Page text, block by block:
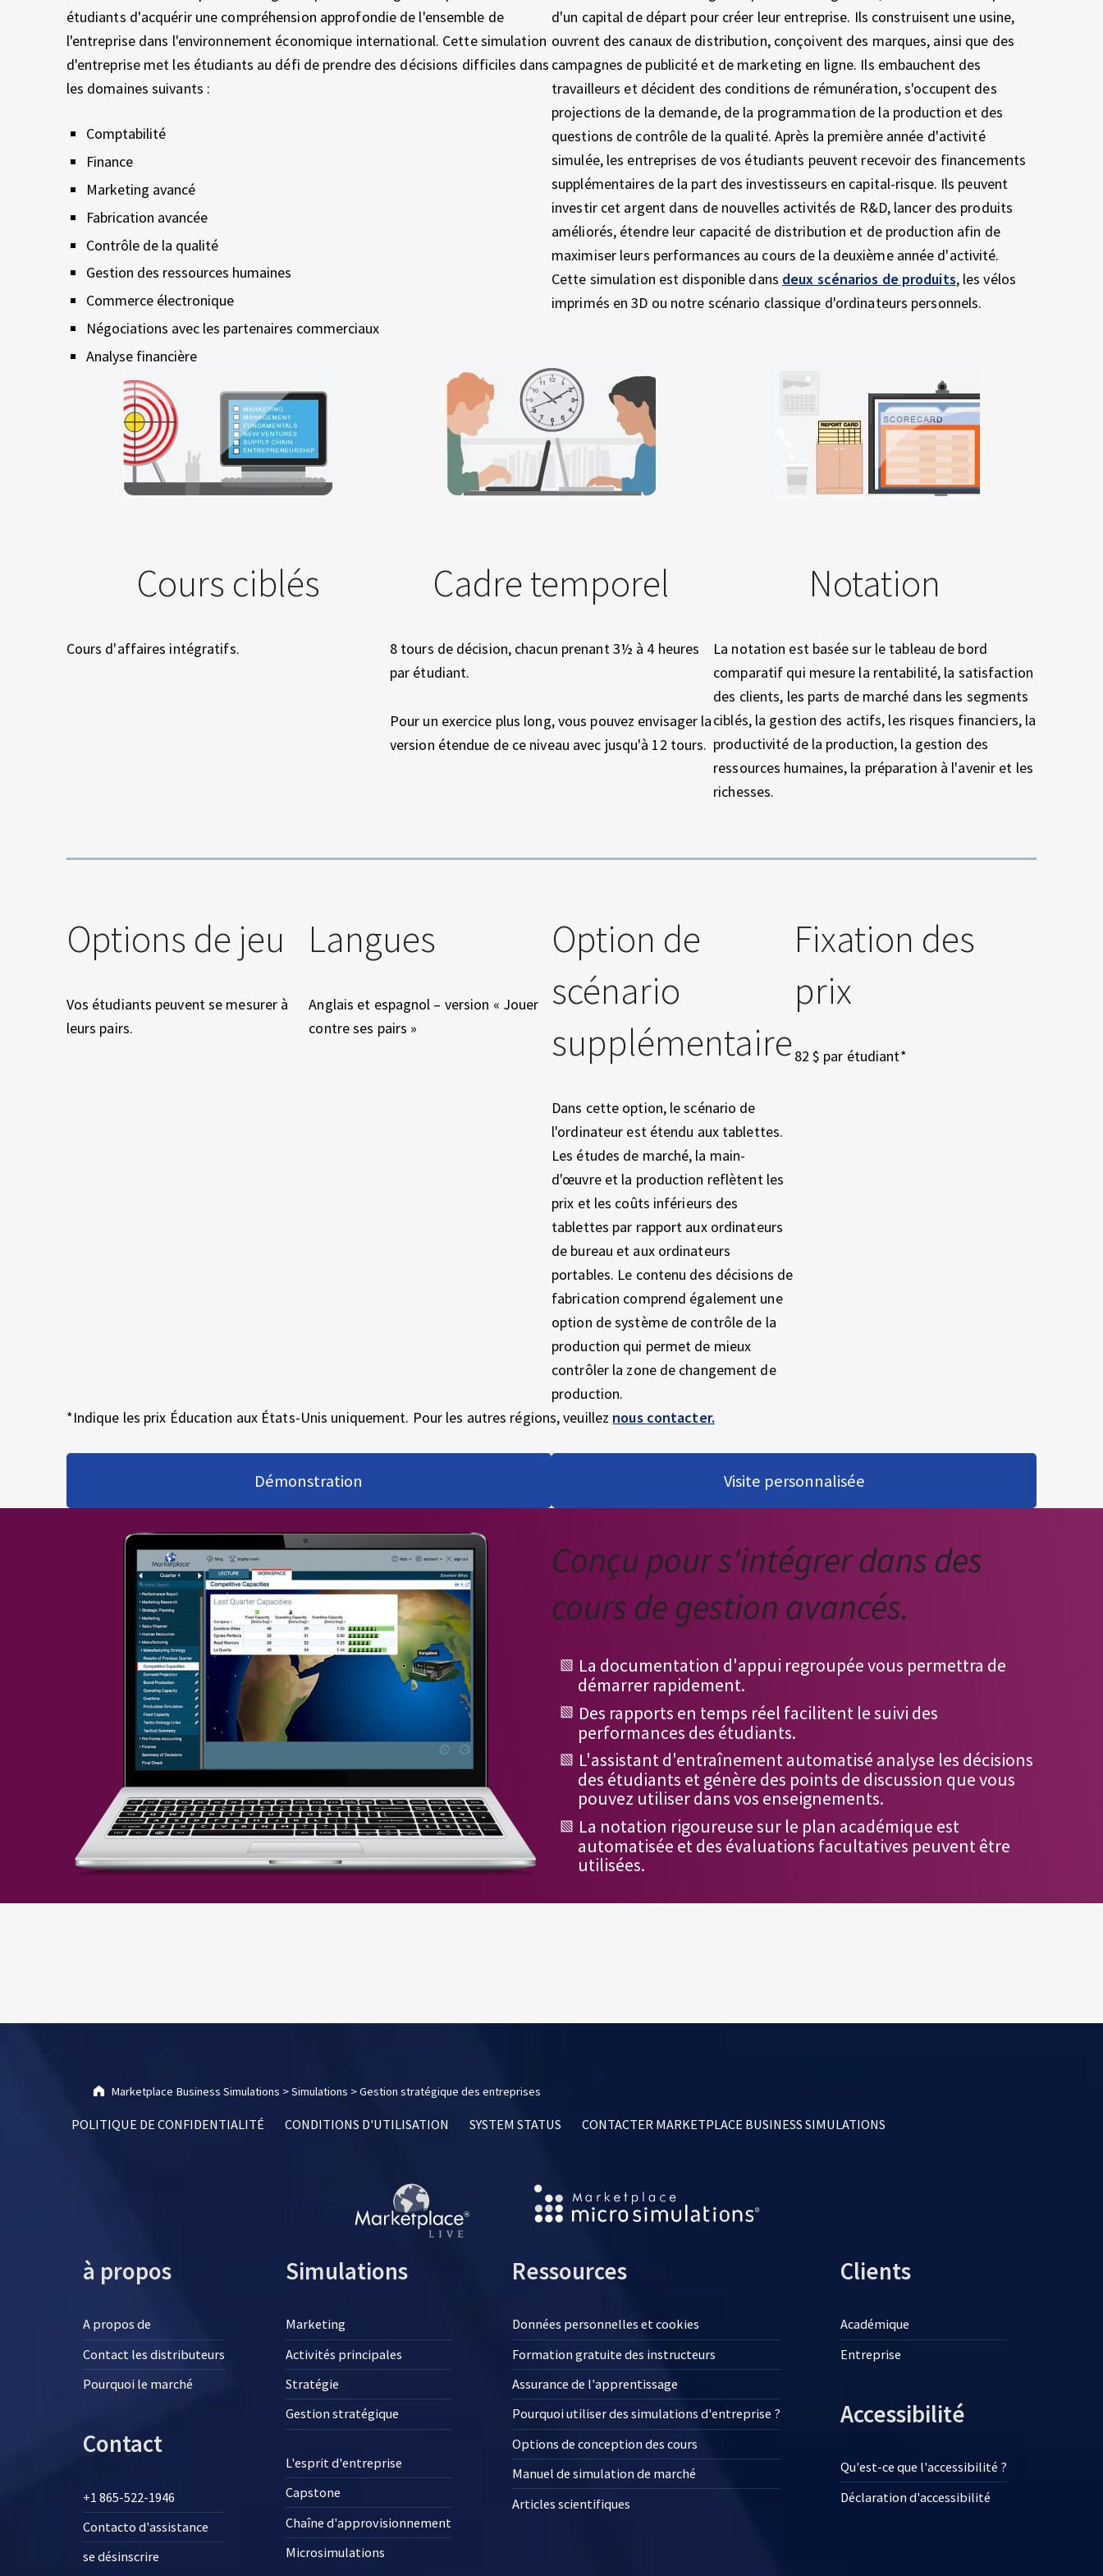
X
P
E
R
N
S
T
R
A
T
É
G
E
E
R
étudiants d'acquérir une compréhension approfondie de l'ensemble de
l'entreprise dans l'environnement économique international. Cette simulation
d'entreprise met les étudiants au défi de prendre des décisions difficiles dans
les domaines suivants :
Comptabilité
Finance
Marketing avancé
Fabrication avancée
Contrôle de la qualité
Gestion des ressources humaines
Commerce électronique
Négociations avec les partenaires commerciaux
Analyse financière
d'un capital de départ pour créer leur entreprise. Ils construisent une usine,
ouvrent des canaux de distribution, conçoivent des marques, ainsi que des
campagnes de publicité et de marketing en ligne. Ils embauchent des
travailleurs et décident des conditions de rémunération, s'occupent des
projections de la demande, de la programmation de la production et des
questions de contrôle de la qualité. Après la première année d'activité
simulée, les entreprises de vos étudiants peuvent recevoir des financements
supplémentaires de la part des investisseurs en capital-risque. Ils peuvent
investir cet argent dans de nouvelles activités de R&D, lancer des produits
améliorés, étendre leur capacité de distribution et de production afin de
maximiser leurs performances au cours de la deuxième année d'activité.
Cette simulation est disponible dans deux scénarios de produits, les vélos
imprimés en 3D ou notre scénario classique d'ordinateurs personnels.
Cours ciblés
Cours d'affaires intégratifs.
Cadre temporel
8 tours de décision, chacun prenant 3½ à 4 heures
par étudiant.
Pour un exercice plus long, vous pouvez envisager la
version étendue de ce niveau avec jusqu'à 12 tours.
Notation
La notation est basée sur le tableau de bord
comparatif qui mesure la rentabilité, la satisfaction
des clients, les parts de marché dans les segments
ciblés, la gestion des actifs, les risques financiers, la
productivité de la production, la gestion des
ressources humaines, la préparation à l'avenir et les
richesses.
Options de jeu
Vos étudiants peuvent se mesurer à
leurs pairs.
Langues
Anglais et espagnol – version « Jouer
contre ses pairs »
Option de
scénario
supplémentaire
Dans cette option, le scénario de
l'ordinateur est étendu aux tablettes.
Les études de marché, la main-
d'œuvre et la production reflètent les
prix et les coûts inférieurs des
tablettes par rapport aux ordinateurs
de bureau et aux ordinateurs
portables. Le contenu des décisions de
fabrication comprend également une
option de système de contrôle de la
production qui permet de mieux
contrôler la zone de changement de
production.
Fixation des
prix
82 $ par étudiant*
*Indique les prix Éducation aux États-Unis uniquement. Pour les autres régions, veuillez nous contacter.
Démonstration Visite personnalisée
Conçu pour s'intégrer dans des
cours de gestion avancés.
La documentation d'appui regroupée vous permettra de
démarrer rapidement.
Des rapports en temps réel facilitent le suivi des
performances des étudiants.
L'assistant d'entraînement automatisé analyse les décisions
des étudiants et génère des points de discussion que vous
pouvez utiliser dans vos enseignements.
La notation rigoureuse sur le plan académique est
automatisée et des évaluations facultatives peuvent être
utilisées.
Skip back to main navigation
Marketplace Business Simulations >Simulations >Gestion stratégique des entreprises
POLITIQUE DE CONFIDENTIALITÉ CONDITIONS D'UTILISATION SYSTEM STATUS CONTACTER MARKETPLACE BUSINESS SIMULATIONS
à propos
A propos de
Contact les distributeurs
Pourquoi le marché
Contact
+1 865-522-1946
Contacto d'assistance
se désinscrire
Simulations
Marketing
Activités principales
Stratégie
Gestion stratégique
L'esprit d'entreprise
Capstone
Chaîne d'approvisionnement
Microsimulations
Ressources
Données personnelles et cookies
Formation gratuite des instructeurs
Assurance de l'apprentissage
Pourquoi utiliser des simulations d'entreprise ?
Options de conception des cours
Manuel de simulation de marché
Articles scientifiques
Clients
Académique
Entreprise
Accessibilité
Qu'est-ce que l'accessibilité ?
Déclaration d'accessibilité